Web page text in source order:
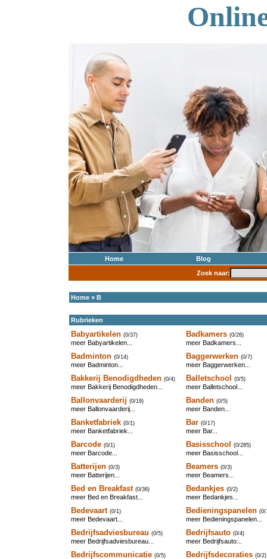
Home
Blog
Zoek naar:
Home » B
Rubrieken
Babyartikelen (0/37)
meer Babyartikelen...
Badkamers (0/26)
meer Badkamers...
Badminton (0/14)
meer Badminton...
Baggerwerken (0/7)
meer Baggerwerken...
Bakkerij Benodigdheden (0/4)
meer Bakkerij Benodigdheden...
Balletschool (0/5)
meer Balletschool...
Ballonvaarderij (0/19)
meer Ballonvaarderij...
Banden (0/5)
meer Banden...
Banketfabriek (0/1)
meer Banketfabriek...
Bar (0/17)
meer Bar...
Barcode (0/1)
meer Barcode...
Basisschool (0/285)
meer Basisschool...
Batterijen (0/3)
meer Batterijen...
Beamers (0/3)
meer Beamers...
Bed en Breakfast (0/36)
meer Bed en Breakfast...
Bedankjes (0/2)
meer Bedankjes...
Bedevaart (0/1)
meer Bedevaart...
Bedieningspanelen (0/
meer Bedieningspanelen...
Bedrijfsadviesbureau (0/5)
meer Bedrijfsadviesbureau...
Bedrijfsauto (0/4)
meer Bedrijfsauto...
Bedrijfscommunicatie (0/5) Bedrijfsdecoraties (0/2)